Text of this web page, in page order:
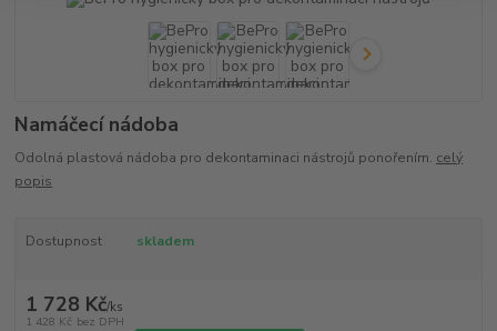
Namáčecí nádoba
Odolná plastová nádoba pro dekontaminaci nástrojů ponořením. celý
popis
Dostupnost skladem
1 728 Kč/ks
1 428 Kč bez DPH